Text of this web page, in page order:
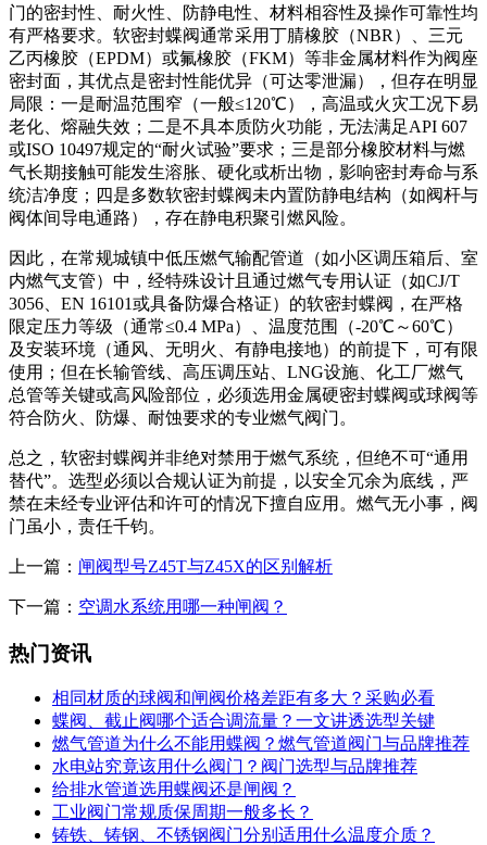
门的密封性、耐火性、防静电性、材料相容性及操作可靠性均
有严格要求。软密封蝶阀通常采用丁腈橡胶（NBR）、三元
乙丙橡胶（EPDM）或氟橡胶（FKM）等非金属材料作为阀座
密封面，其优点是密封性能优异（可达零泄漏），但存在明显
局限：一是耐温范围窄（一般≤120℃），高温或火灾工况下易
老化、熔融失效；二是不具本质防火功能，无法满足API 607
或ISO 10497规定的“耐火试验”要求；三是部分橡胶材料与燃
气长期接触可能发生溶胀、硬化或析出物，影响密封寿命与系
统洁净度；四是多数软密封蝶阀未内置防静电结构（如阀杆与
阀体间导电通路），存在静电积聚引燃风险。
因此，在常规城镇中低压燃气输配管道（如小区调压箱后、室
内燃气支管）中，经特殊设计且通过燃气专用认证（如CJ/T
3056、EN 16101或具备防爆合格证）的软密封蝶阀，在严格
限定压力等级（通常≤0.4 MPa）、温度范围（-20℃～60℃）
及安装环境（通风、无明火、有静电接地）的前提下，可有限
使用；但在长输管线、高压调压站、LNG设施、化工厂燃气
总管等关键或高风险部位，必须选用金属硬密封蝶阀或球阀等
符合防火、防爆、耐蚀要求的专业燃气阀门。
总之，软密封蝶阀并非绝对禁用于燃气系统，但绝不可“通用
替代”。选型必须以合规认证为前提，以安全冗余为底线，严
禁在未经专业评估和许可的情况下擅自应用。燃气无小事，阀
门虽小，责任千钧。
上一篇： 闸阀型号Z45T与Z45X的区别解析
下一篇： 空调水系统用哪一种闸阀？
热门资讯
相同材质的球阀和闸阀价格差距有多大？采购必看
蝶阀、截止阀哪个适合调流量？一文讲透选型关键
燃气管道为什么不能用蝶阀？燃气管道阀门与品牌推荐
水电站究竟该用什么阀门？阀门选型与品牌推荐
给排水管道选用蝶阀还是闸阀？
工业阀门常规质保周期一般多长？
铸铁、铸钢、不锈钢阀门分别适用什么温度介质？